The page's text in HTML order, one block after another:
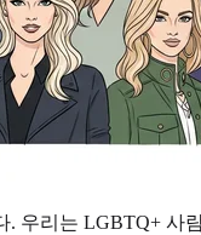
. 우리는 LGBTQ+